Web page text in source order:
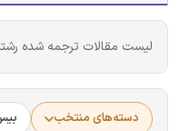
لیست مقالات ترجمه شده
دسته‌های منتخب